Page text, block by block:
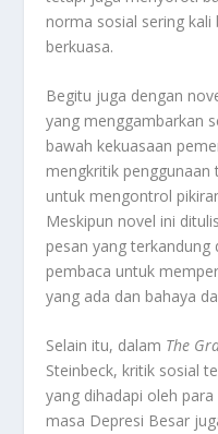
norma sosial sering
berkuasa.
Begitu juga dengan
yang menggambarkan
bawah kekuasaan
mengkritik
untuk mengontrol
Meskipun novel ini
pesan yang terkandung
pembaca untuk
yang ada dan bahaya
Selain itu, dalam The
Steinbeck, kritik sosial
yang dihadapi oleh
masa Depresi Besar